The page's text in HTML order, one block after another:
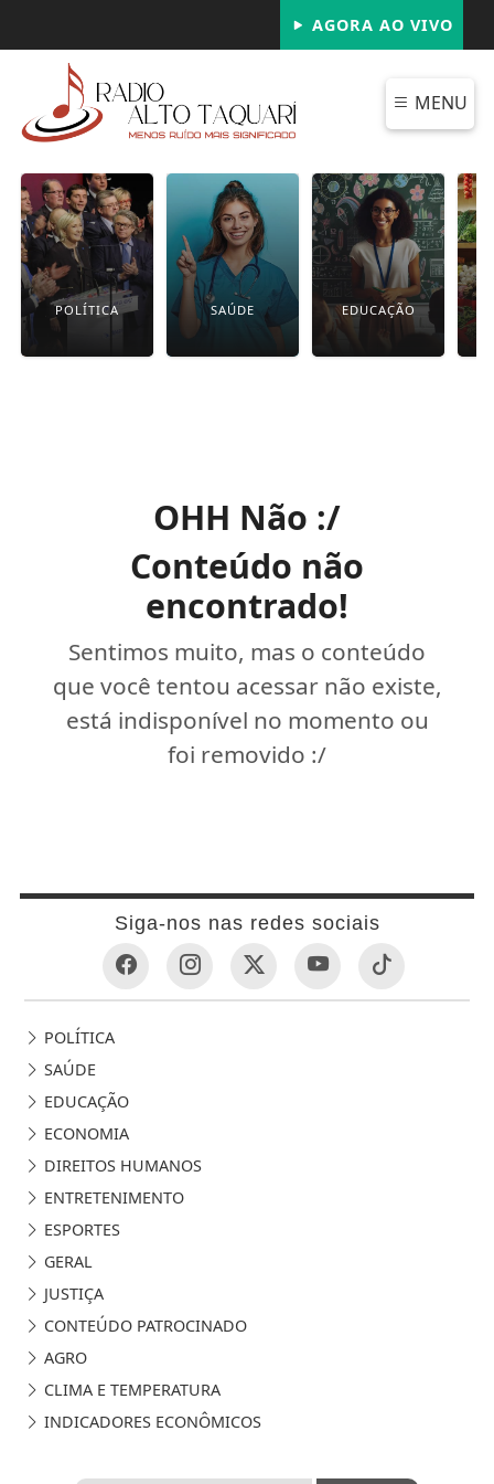
AGORA AO VIVO
MENU
POLÍTICA SAÚDE EDUCAÇÃO
OHH Não :/
Conteúdo não
encontrado!
Sentimos muito, mas o conteúdo
que você tentou acessar não existe,
está indisponível no momento ou
foi removido :/
Siga-nos nas redes sociais
POLÍTICA
SAÚDE
EDUCAÇÃO
ECONOMIA
DIREITOS HUMANOS
ENTRETENIMENTO
ESPORTES
GERAL
JUSTIÇA
CONTEÚDO PATROCINADO
AGRO
CLIMA E TEMPERATURA
INDICADORES ECONÔMICOS